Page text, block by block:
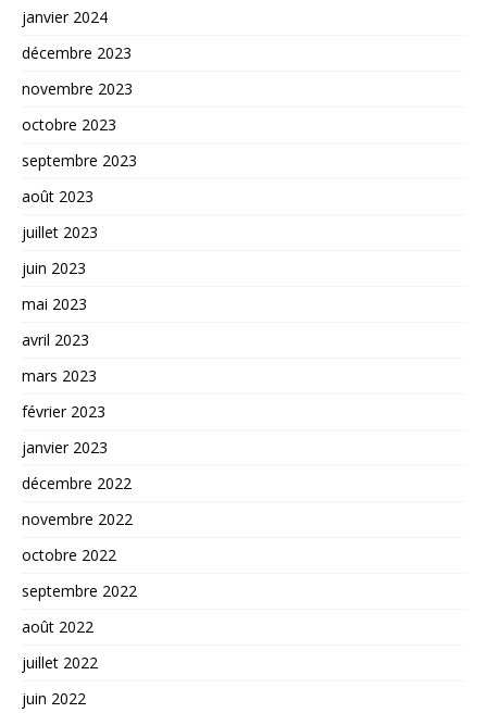
janvier 2024
décembre 2023
novembre 2023
octobre 2023
septembre 2023
août 2023
juillet 2023
juin 2023
mai 2023
avril 2023
mars 2023
février 2023
janvier 2023
décembre 2022
novembre 2022
octobre 2022
septembre 2022
août 2022
juillet 2022
juin 2022